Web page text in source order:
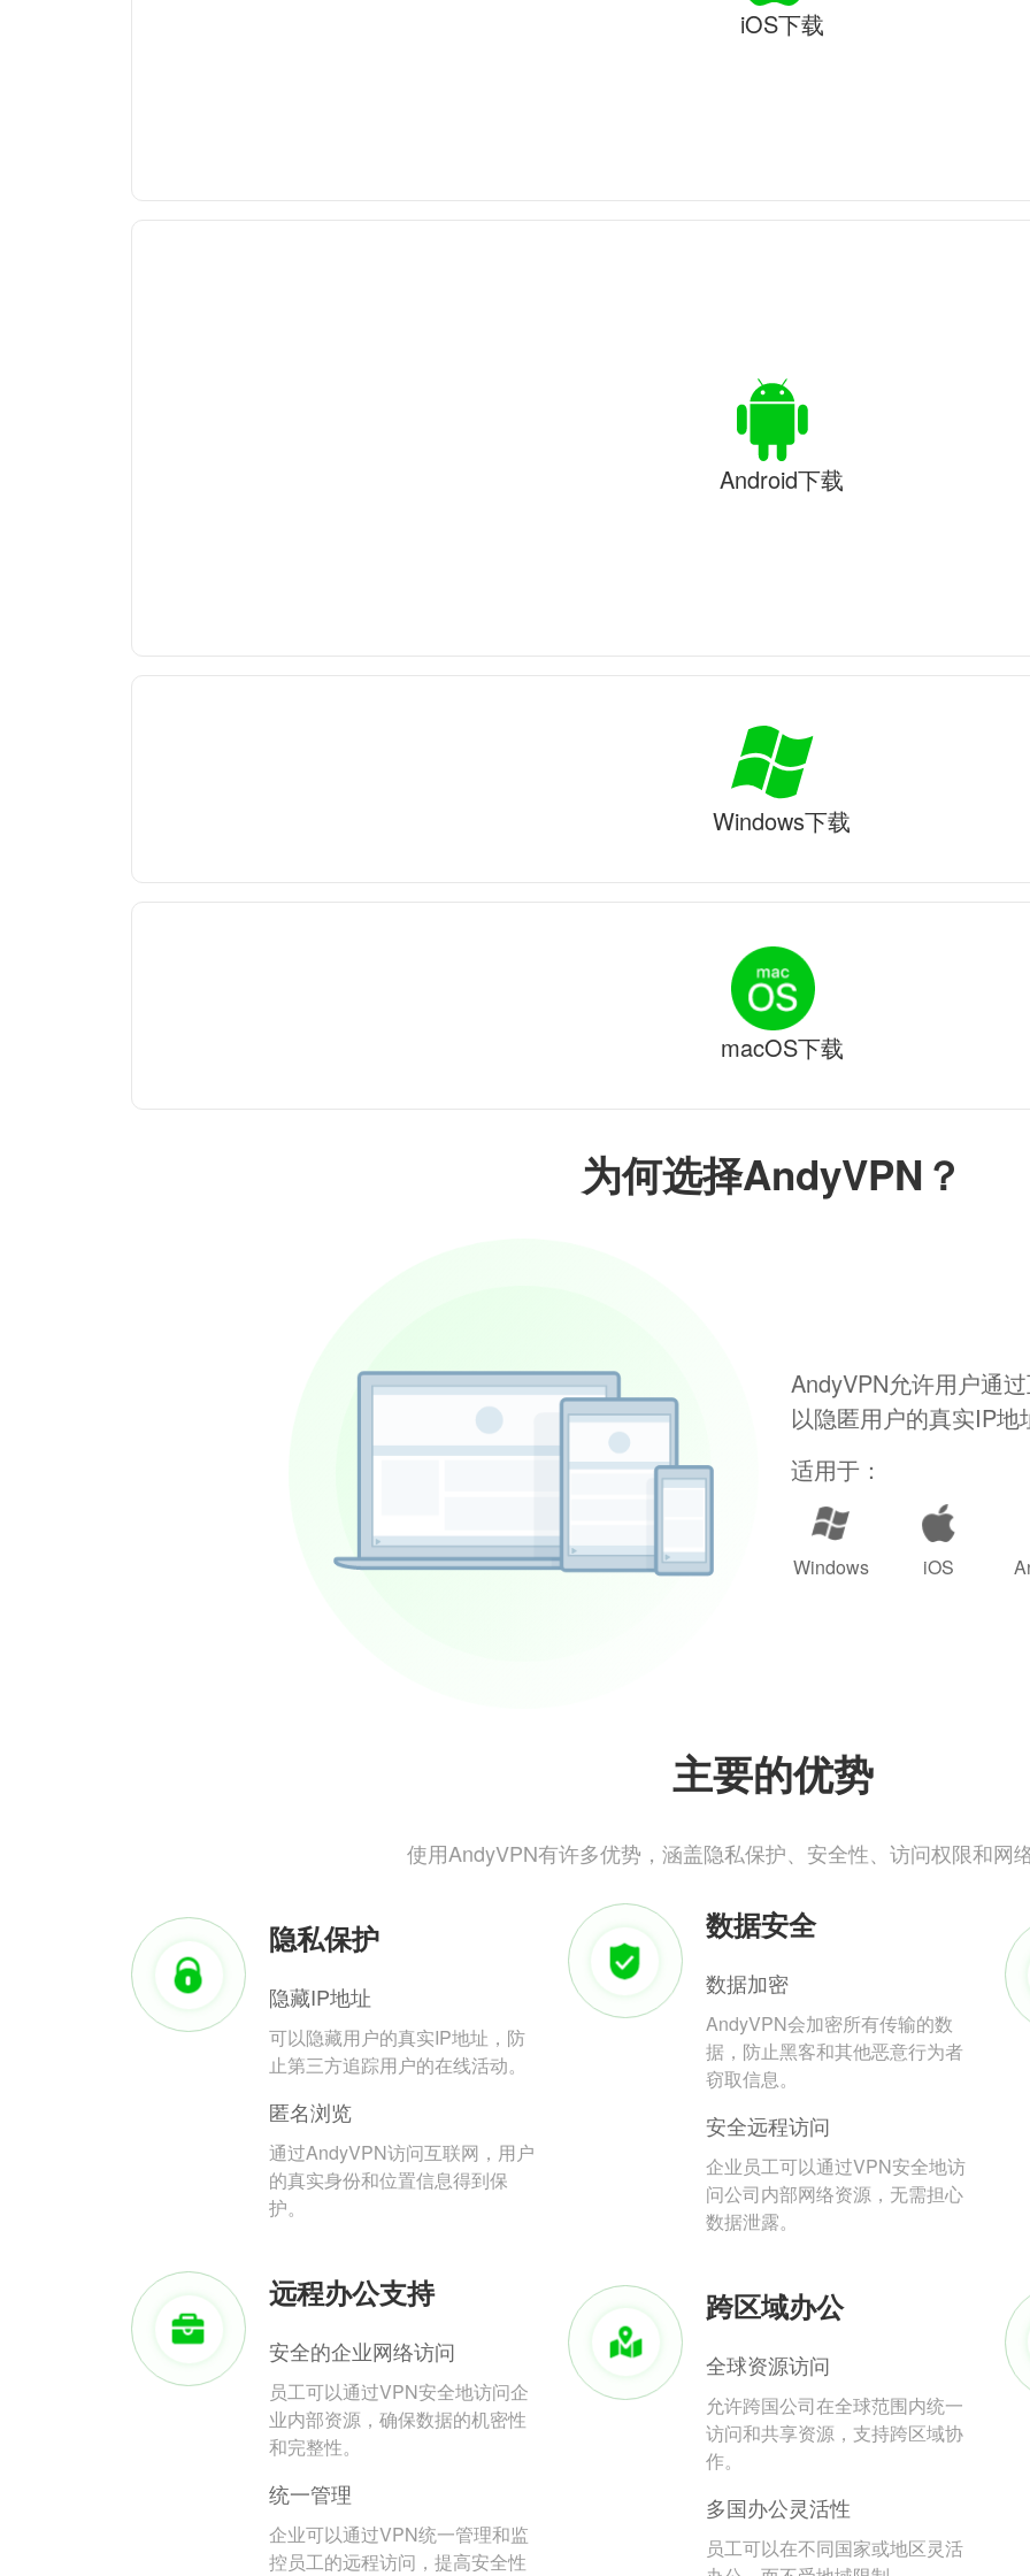
为何选择AndyVPN？
AndyVPN允许用户通
以隐匿用户的真实IP
适用于：
Windows iOS
主要的优势
使用AndyVPN有许多优势，涵盖隐私保护、安全性、访问权限和网
隐私保护
隐藏IP地址
可以隐藏用户的真实IP地址，防
止第三方追踪用户的在线活动。
匿名浏览
通过AndyVPN访问互联网，用户
的真实身份和位置信息得到保
护。
数据安全
数据加密
AndyVPN会加密所有传输的数
据，防止黑客和其他恶意行为者
窃取信息。
安全远程访问
企业员工可以通过VPN安全地访
问公司内部网络资源，无需担心
数据泄露。
远程办公支持
安全的企业网络访问
员工可以通过VPN安全地访问企
业内部资源，确保数据的机密性
和完整性。
统一管理
企业可以通过VPN统一管理和监
控员工的远程访问，提高安全性
跨区域办公
全球资源访问
允许跨国公司在全球范围内统一
访问和共享资源，支持跨区域协
作。
多国办公灵活性
员工可以在不同国家或地区灵活
iOS下载
Android下载
Windows下载
macOS下载